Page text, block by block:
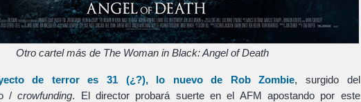
Otro cartel más de The Woman in Black: Angel of Death
de terror es 31(¿?), lo nuevo de Rob Zombie, surgido del
/crowfunding. El director probará suerte en el AFM apostando por este